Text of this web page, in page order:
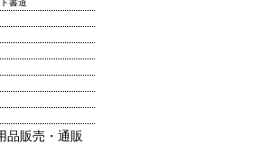
書道
品販売・通販